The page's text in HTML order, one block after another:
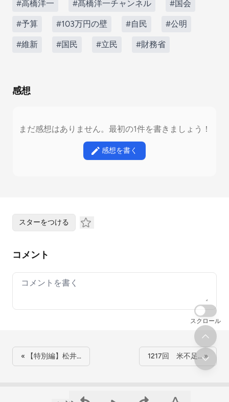
#高橋洋一 #髙橋洋一チャンネル #国会
#予算 #103万円の壁 #自民 #公明
#維新 #国民 #立民 #財務省
感想
まだ感想はありません。最初の1件を書きましょう！
感想を書く
スターをつける
コメント
Your comment
« 【特別編】松井… 1217回 米不足… »
スクロール